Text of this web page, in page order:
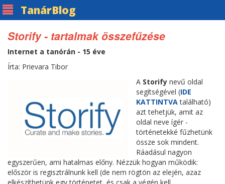
TanárBlog
Storify - tartalmak összefűzése
Internet a tanórán - 15 éve
Írta: Prievara Tibor
A Storifynevű oldal
segítségével (IDE
KATTINTVAtalálható)
azt tehetjük, amit az
oldal neve ígér -
történetekké fűzhetünk
össze sok mindent.
Ráadásul nagyon
egyszerűen, ami hatalmas előny. Nézzük hogyan működik:
először is regisztrálnunk kell (de nem rögtön az elején, azaz